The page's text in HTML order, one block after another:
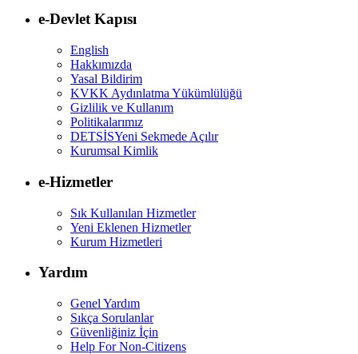
e-Devlet Kapısı
English
Hakkımızda
Yasal Bildirim
KVKK Aydınlatma Yükümlülüğü
Gizlilik ve Kullanım
Politikalarımız
DETSİSYeni Sekmede Açılır
Kurumsal Kimlik
e-Hizmetler
Sık Kullanılan Hizmetler
Yeni Eklenen Hizmetler
Kurum Hizmetleri
Yardım
Genel Yardım
Sıkça Sorulanlar
Güvenliğiniz İçin
Help For Non-Citizens